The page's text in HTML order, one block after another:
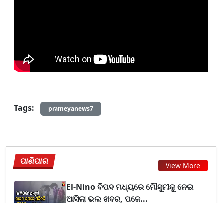
Tags: prameyanews7
ପାଣିପାଗ View More
El-Nino ବିପଦ ମଧ୍ୟରେ ମୌସୁମୀକୁ ନେଇ
ଆସିଲା ଭଲ ଖବର, ପଜେ...